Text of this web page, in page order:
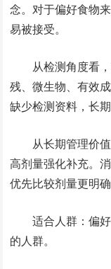
念。对于偏好食物
易被接受。
从检测角度看
残、微生物、有效
缺少检测资料，长
从长期管理价
高剂量强化补充。
优先比较剂量更明确
适合人群：偏
的人群。